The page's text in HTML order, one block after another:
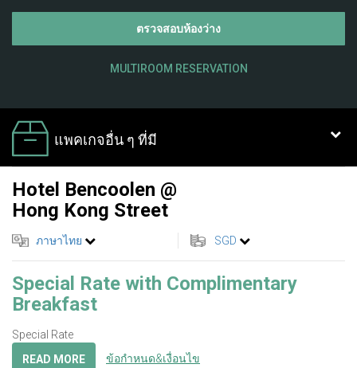
ตรวจสอบห้องว่าง
MULTIROOM RESERVATION
แพคเกจอื่น ๆ ที่มี
Hotel Bencoolen @
Hong Kong Street
ภาษาไทย SGD
Special Rate with Complimentary
Breakfast
Special Rate
READ MORE
ข้อกำหนด&เงื่อนไข